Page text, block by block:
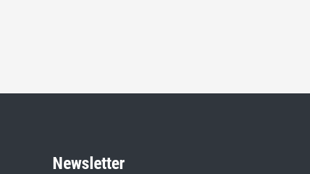
Newsletter